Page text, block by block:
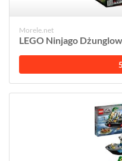
Morele.net
LEGO Ninjago